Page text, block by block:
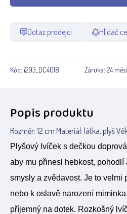
Dotaz prodejci Hlídač
Kód: i293_DC4018 Záruka: 24
Popis produktu
Rozměr: 12 cm Materiál: látka, plyš
Plyšový lvíček s dečkou
aby mu přinesl hebkost,
smysly a zvědavost. Je to velmi
nebo k oslavě narození
příjemný na dotek. Rozkošný